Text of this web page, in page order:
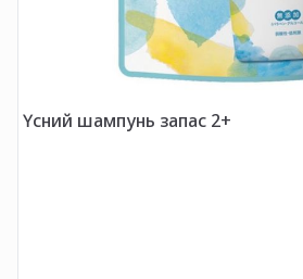
Үсний шампунь запас 2+